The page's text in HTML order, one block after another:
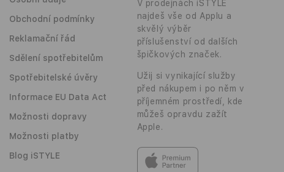
Obchodní podmínky
Reklamační řád
Sdělení spotřebitelům
Spotřebitelské úvěry
Informace EU Data Act
Možnosti dopravy
Možnosti platby
Blog iSTYLE
V prodejnách iSTYLE
najdeš vše od Applu a
skvělý výběr
příslušenství od dalších
špičkových značek.
Užij si vynikající služby
před nákupem i po něm v
příjemném prostředí, kde
můžeš opravdu zažít
Apple.